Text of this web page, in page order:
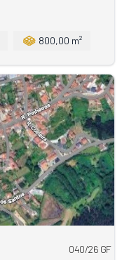
800,00 m²
040/26 GF